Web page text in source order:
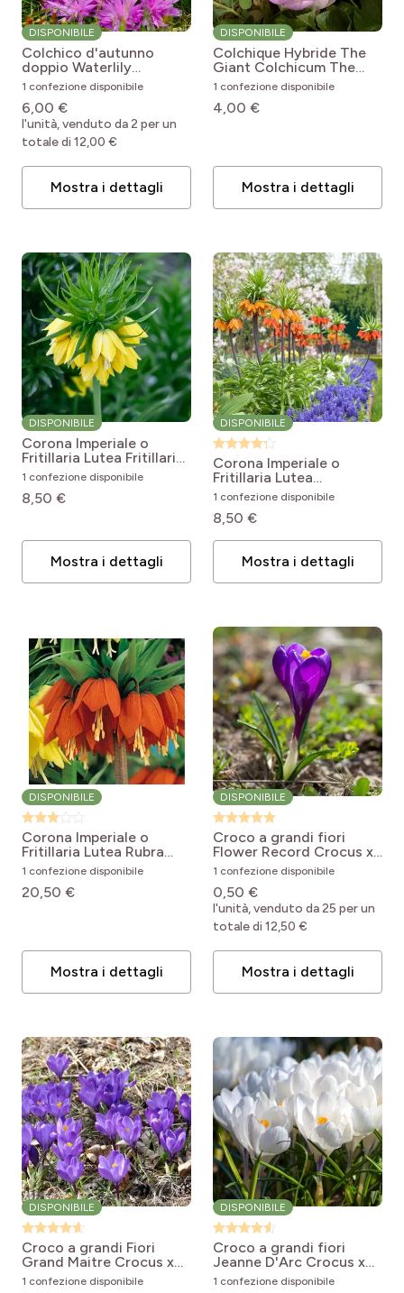
DISPONIBILE
Colchico d'autunno
doppio Waterlily
Colchicum x automnale
Waterlily
1 confezione disponibile
6,00 €
l'unità, venduto da 2 per un
totale di 12,00 €
Mostra i dettagli
DISPONIBILE
Colchique Hybride The
Giant Colchicum The
Giant
1 confezione disponibile
4,00 €
Mostra i dettagli
DISPONIBILE
Corona Imperiale o
Fritillaria Lutea Fritillaria
imperialis Lutea
1 confezione disponibile
8,50 €
Mostra i dettagli
DISPONIBILE
Corona Imperiale o
Fritillaria Lutea
Arancione Fritillaria
imperialis Orange Beauty
1 confezione disponibile
8,50 €
Mostra i dettagli
DISPONIBILE
Corona Imperiale o
Fritillaria Lutea Rubra
Fritillaria imperialis Rubra
1 confezione disponibile
20,50 €
Mostra i dettagli
DISPONIBILE
Croco a grandi fiori
Flower Record Crocus x
vernus Flower Record
1 confezione disponibile
0,50 €
l'unità, venduto da 25 per un
totale di 12,50 €
Mostra i dettagli
DISPONIBILE
Croco a grandi Fiori
Grand Maitre Crocus x
vernus Grand Maître
1 confezione disponibile
DISPONIBILE
Croco a grandi fiori
Jeanne D'Arc Crocus x
vernus Jeanne D'Arc
1 confezione disponibile